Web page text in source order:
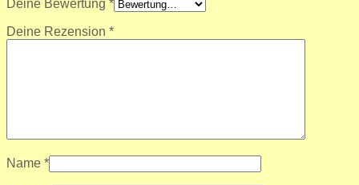
Deine Bewertung *
Deine Rezension *
Name *